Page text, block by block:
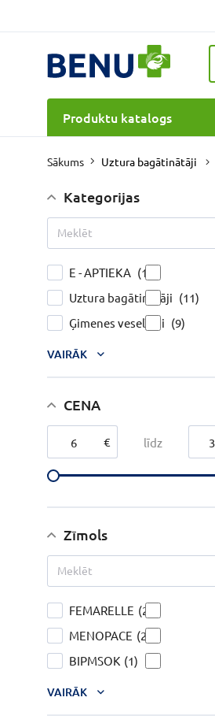
Produktu katalogs
Sākums Uztura bagātinātāji
Kategorijas
E - APTIEKA (11)
Uztura bagātinātāji (11)
Ģimenes veselībai (9)
VAIRĀK
CENA
€ līdz
Zīmols
FEMARELLE (2)
MENOPACE (2)
BIPMSOK (1)
VAIRĀK